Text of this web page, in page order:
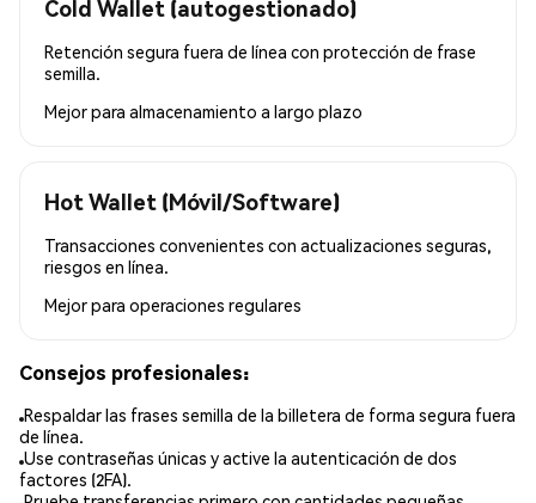
Cold Wallet (autogestionado)
Retención segura fuera de línea con protección de frase
semilla.
Mejor para almacenamiento a largo plazo
Hot Wallet (Móvil/Software)
Transacciones convenientes con actualizaciones seguras,
riesgos en línea.
Mejor para operaciones regulares
Consejos profesionales:
Respaldar las frases semilla de la billetera de forma segura fuera
de línea.
Use contraseñas únicas y active la autenticación de dos
factores (2FA).